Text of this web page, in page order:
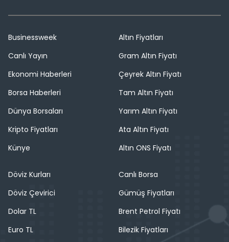
Businessweek
Canlı Yayın
Ekonomi Haberleri
Borsa Haberleri
Dünya Borsaları
Kripto Fiyatları
Künye
Altın Fiyatları
Gram Altın Fiyatı
Çeyrek Altın Fiyatı
Tam Altın Fiyatı
Yarım Altın Fiyatı
Ata Altın Fiyatı
Altın ONS Fiyatı
Döviz Kurları
Döviz Çevirici
Dolar TL
Euro TL
Canlı Borsa
Gümüş Fiyatları
Brent Petrol Fiyatı
Bilezik Fiyatları